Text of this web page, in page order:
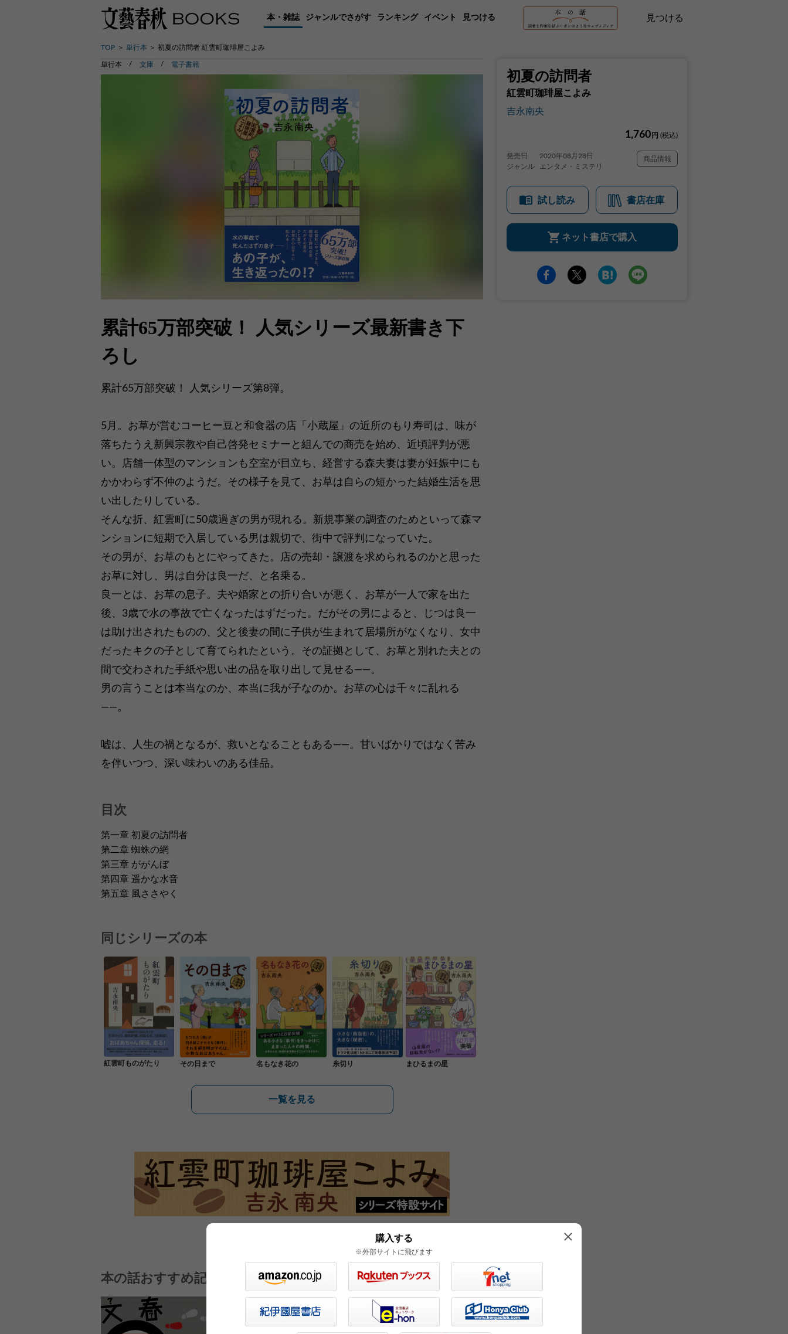
本・雑誌 ジャンルでさがす ランキング イベント 見つける 見つける
TOP 単行本 初夏の訪問者 紅雲町珈琲屋こよみ
初夏の訪問者
紅雲町珈琲屋こよみ
吉永南央
1,760 円 (税込)
発売日
2020年08月28日
ジャンル
エンタメ・ミステリ
商品情報
試し読み 書店在庫
ネット書店で購入
単行本 文庫 電子書籍
累計65万部突破！ 人気シリーズ最新書き下
ろし
累計65万部突破！ 人気シリーズ第8弾。
5月。お草が営むコーヒー豆と和食器の店「小蔵屋」の近所のもり寿司は、味が
落ちたうえ新興宗教や自己啓発セミナーと組んでの商売を始め、近頃評判が悪
い。店舗一体型のマンションも空室が目立ち、経営する森夫妻は妻が妊娠中にも
かかわらず不仲のようだ。その様子を見て、お草は自らの短かった結婚生活を思
い出したりしている。
そんな折、紅雲町に50歳過ぎの男が現れる。新規事業の調査のためといって森マ
ンションに短期で入居している男は親切で、街中で評判になっていた。
その男が、お草のもとにやってきた。店の売却・譲渡を求められるのかと思った
お草に対し、男は自分は良一だ、と名乗る。
良一とは、お草の息子。夫や婚家との折り合いが悪く、お草が一人で家を出た
後、3歳で水の事故で亡くなったはずだった。だがその男によると、じつは良一
は助け出されたものの、父と後妻の間に子供が生まれて居場所がなくなり、女中
だったキクの子として育てられたという。その証拠として、お草と別れた夫との
間で交わされた手紙や思い出の品を取り出して見せる――。
男の言うことは本当なのか、本当に我が子なのか。お草の心は千々に乱れる
――。
嘘は、人生の禍となるが、救いとなることもある――。甘いばかりではなく苦み
を伴いつつ、深い味わいのある佳品。
目次
第一章 初夏の訪問者
第二章 蜘蛛の網
第三章 ががんぼ
第四章 遥かな水音
第五章 風ささやく
同じシリーズの本
紅雲町ものがたり その日まで 名もなき花の 糸切り まひるまの星
一覧を見る
本の話おすすめ記事
購入する
※外部サイトに飛びます